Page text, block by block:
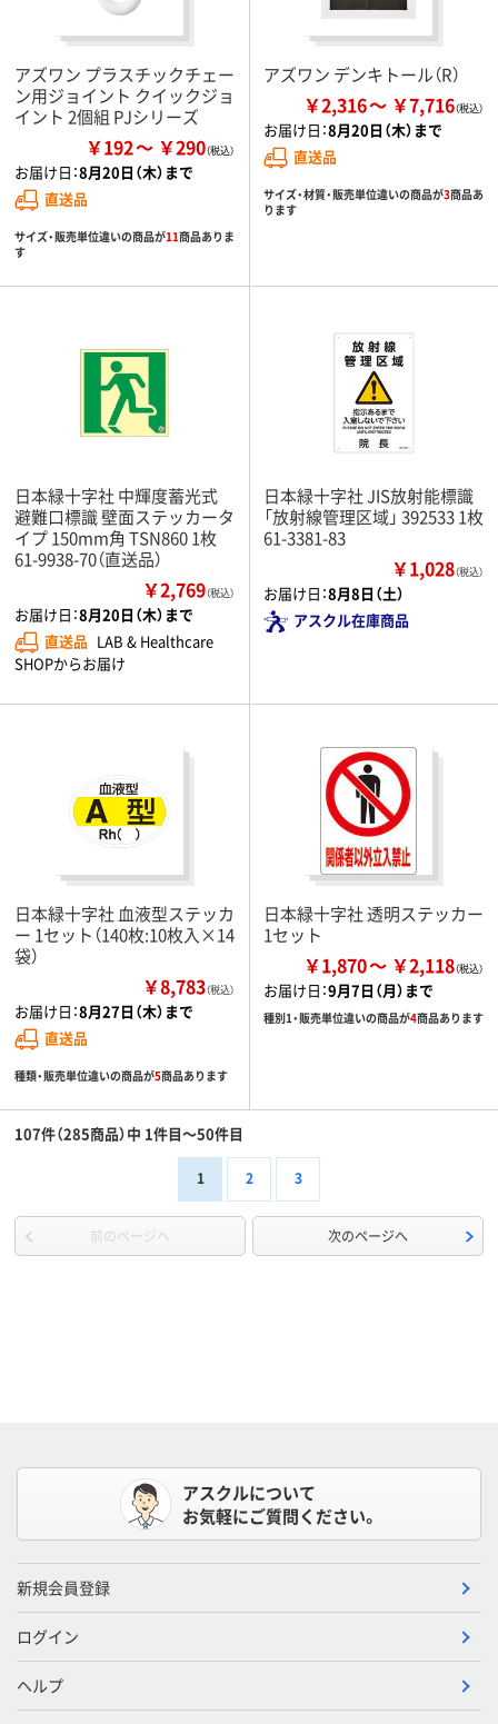
アズワン プラスチックチェー
ン用ジョイント クイックジョ
イント 2個組 PJシリーズ
￥192 ￥290
お届け日：8月20日（木）まで
直送品
サイズ・販売単位違いの商品が11商品ありま
す
アズワン デンキトール（R）
￥2,316 ￥7,716
お届け日：8月20日（木）まで
直送品
サイズ・材質・販売単位違いの商品が3商品あ
ります
日本緑十字社 中輝度蓄光式
避難口標識 壁面ステッカータ
イプ 150mm角 TSN860 1枚
61-9938-70（直送品）
￥2,769（税込）
お届け日：8月20日（木）まで
直送品 LAB & Healthcare
SHOPからお届け
日本緑十字社 JIS放射能標識
「放射線管理区域」 392533 1枚
61-3381-83
￥1,028（税込）
お届け日：8月8日（土）
アスクル在庫商品
日本緑十字社 血液型ステッカ
ー 1セット（140枚:10枚入×14
袋）
￥8,783（税込）
お届け日：8月27日（木）まで
直送品
種類・販売単位違いの商品が5商品あります
日本緑十字社 透明ステッカー
1セット
￥1,870 ￥2,118
お届け日：9月7日（月）まで
種別1・販売単位違いの商品が4商品あります
107件（285商品）中 1件目～50件目
1 2 3
前のページへ 次のページへ
アスクルについて
お気軽にご質問ください。
新規会員登録
ログイン
ヘルプ